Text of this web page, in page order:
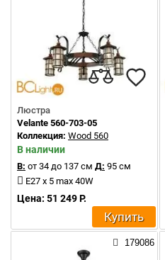
Люстра
Velante 560-703-05
Коллекция: Wood 560
В наличии
В: от 34 до 137 см Д: 95 см
E27 x 5 max 40W
Цена: 51 249 Р.
Купить
179086